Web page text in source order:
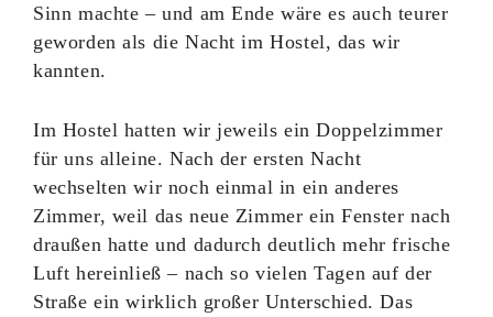
Sinn machte – und am Ende wäre es auch teurer
geworden als die Nacht im Hostel, das wir
kannten.
Im Hostel hatten wir jeweils ein Doppelzimmer
für uns alleine. Nach der ersten Nacht
wechselten wir noch einmal in ein anderes
Zimmer, weil das neue Zimmer ein Fenster nach
draußen hatte und dadurch deutlich mehr frische
Luft hereinließ – nach so vielen Tagen auf der
Straße ein wirklich großer Unterschied. Das